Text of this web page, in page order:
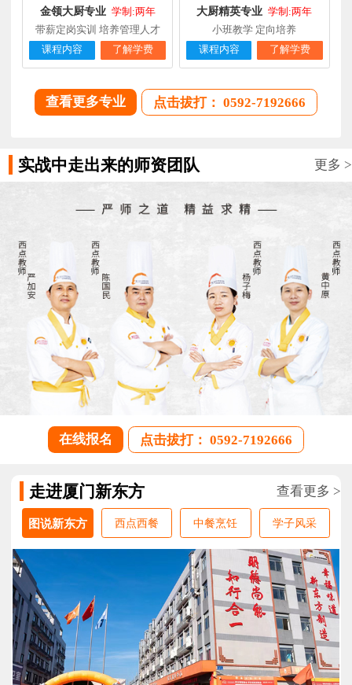
金领大厨专业 学制:两年
带薪定岗实训 培养管理人才
课程内容
了解学费
大厨精英专业 学制:两年
小班教学 定向培养
课程内容
了解学费
查看更多专业 点击拔打： 0592-7192666
实战中走出来的师资团队 更多 >
在线报名 点击拔打： 0592-7192666
走进厦门新东方 查看更多 >
图说新东方 西点西餐 中餐烹饪 学子风采